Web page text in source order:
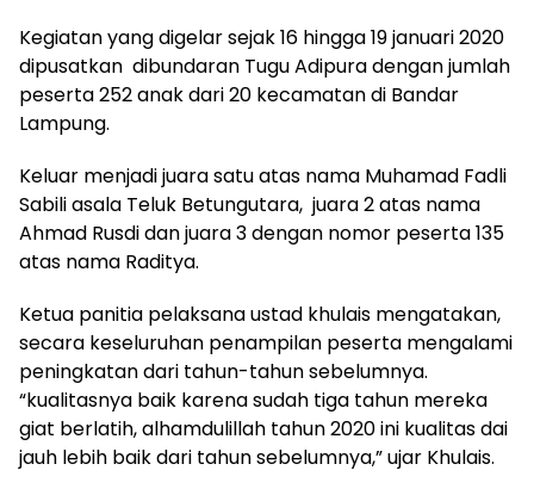
Kegiatan yang digelar sejak 16 hingga 19 januari 2020
dipusatkan dibundaran Tugu Adipura dengan jumlah
peserta 252 anak dari 20 kecamatan di Bandar
Lampung.
Keluar menjadi juara satu atas nama Muhamad Fadli
Sabili asala Teluk Betungutara, juara 2 atas nama
Ahmad Rusdi dan juara 3 dengan nomor peserta 135
atas nama Raditya.
Ketua panitia pelaksana ustad khulais mengatakan,
secara keseluruhan penampilan peserta mengalami
peningkatan dari tahun-tahun sebelumnya.
“kualitasnya baik karena sudah tiga tahun mereka
giat berlatih, alhamdulillah tahun 2020 ini kualitas dai
jauh lebih baik dari tahun sebelumnya,” ujar Khulais.